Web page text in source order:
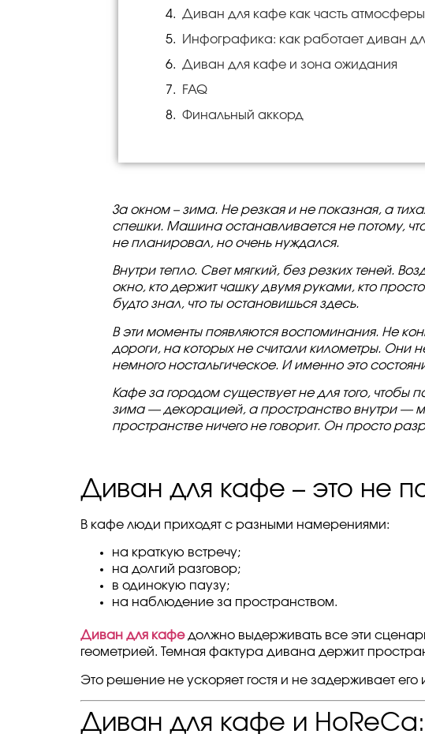
Диван для кафе как часть
Инфографика: как работает диван
Диван для кафе и зона ожидания
FAQ
Финальный аккорд
За окном – зима. Не резкая и не показная, а
спешки. Машина останавливается не потому,
не планировал, но очень нуждался.
Внутри тепло. Свет мягкий, без резких теней.
окно, кто держит чашку двумя руками, кто
будто знал, что ты остановишься здесь.
В эти моменты появляются воспоминания. Не
дороги, на которых не считали километры. Они
немного ностальгическое. И именно это
Кафе за городом существует не для того, чтобы
зима — декорацией, а пространство внутри —
пространстве ничего не говорит. Он просто
Диван для кафе – это не
В кафе люди приходят с разными намерениями:
на краткую встречу;
на долгий разговор;
в одинокую паузу;
на наблюдение за пространством.
Диван для кафедолжно выдерживать все эти
геометрией. Темная фактура дивана держит
Это решение не ускоряет гостя и не задерживает
Диван для кафе и